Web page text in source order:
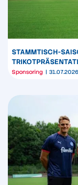
STAMMTISCH-
Sponsoring 31.07.2026